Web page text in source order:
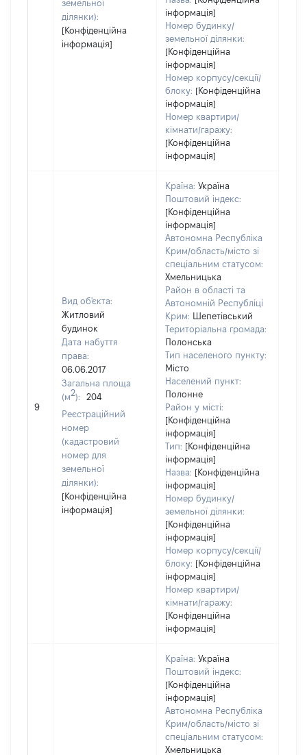
земельної
ділянки):
[Конфіденційна
інформація]
інформація]
Номер будинку/
земельної ділянки:
[Конфіденційна
інформація]
Номер корпусу/секції/
блоку: [Конфіденційна
інформація]
Номер квартири/
кімнати/гаражу:
[Конфіденційна
інформація]
9
Вид об'єкта:
Житловий
будинок
Дата набуття
права:
06.06.2017
Загальна площа
(м2):
204
Реєстраційний
номер
(кадастровий
номер для
земельної
ділянки):
[Конфіденційна
інформація]
Країна: Україна
Поштовий індекс:
[Конфіденційна
інформація]
Автономна Республіка
Крим/область/місто зі
спеціальним статусом:
Хмельницька
Район в області та
Автономній Республіці
Крим:
Шепетівський
Територіальна громада:
Полонська
Тип населеного пункту:
Місто
Населений пункт:
Полонне
Район у місті:
[Конфіденційна
інформація]
Тип: [Конфіденційна
інформація]
Назва: [Конфіденційна
інформація]
Номер будинку/
земельної ділянки:
[Конфіденційна
інформація]
Номер корпусу/секції/
блоку: [Конфіденційна
інформація]
Номер квартири/
кімнати/гаражу:
[Конфіденційна
інформація]
Країна: Україна
Поштовий індекс:
[Конфіденційна
інформація]
Автономна Республіка
Крим/область/місто зі
спеціальним статусом:
Хмельницька